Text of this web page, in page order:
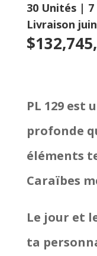
30 Unités | 7
Livraison
PL 129 est
profonde
éléments
Caraïbes
Le jour et
ta